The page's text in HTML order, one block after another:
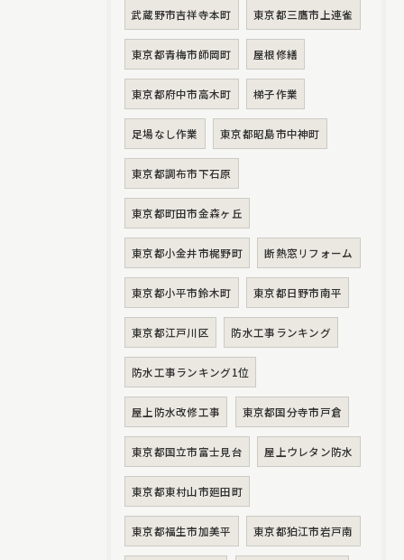
武蔵野市吉祥寺本町 東京都三鷹市上連雀
東京都青梅市師岡町 屋根修繕
東京都府中市高木町 梯子作業
足場なし作業 東京都昭島市中神町
東京都調布市下石原
東京都町田市金森ヶ丘
東京都小金井市梶野町 断熱窓リフォーム
東京都小平市鈴木町 東京都日野市南平
東京都江戸川区 防水工事ランキング
防水工事ランキング1位
屋上防水改修工事 東京都国分寺市戸倉
東京都国立市富士見台 屋上ウレタン防水
東京都東村山市廻田町
東京都福生市加美平 東京都狛江市岩戸南